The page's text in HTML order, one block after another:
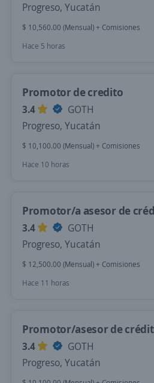
Progreso, Yucatán
$ 10,560.00 (Mensual) + Comisiones
Hace 5 horas
Promotor de credito
3.4
GOTH
Progreso, Yucatán
$ 10,100.00 (Mensual) + Comisiones
Hace 10 horas
Promotor/a asesor de
3.4
GOTH
Progreso, Yucatán
$ 12,500.00 (Mensual) + Comisiones
Hace 11 horas
Promotor/asesor de
3.4
GOTH
Progreso, Yucatán